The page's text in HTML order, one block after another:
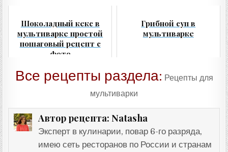
Шоколадный кекс в
мультиварке простой
пошаговый рецепт с
фото
Грибной суп в
мультиварке
Все рецепты раздела: Рецепты для
мультиварки
Автор рецепта: Natasha
Эксперт в кулинарии, повар 6-го разряда,
имею сеть ресторанов по России и странам